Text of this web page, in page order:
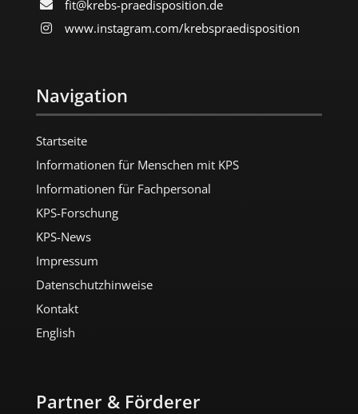
fit@krebs-praedisposition.de
www.instagram.com/​krebspraedisposition
Navigation
Startseite
Informationen für Menschen mit KPS
Informationen für Fachpersonal
KPS-Forschung
KPS-News
Impressum
Datenschutzhinweise
Kontakt
English
Partner & Förderer